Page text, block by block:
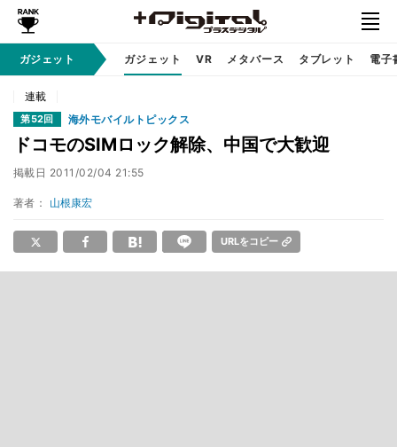
ガジェット ガジェット VR メタバース タブレット 電子
連載
第52回 海外モバイルトピックス
ドコモのSIMロック解除、中国で大歓迎
掲載日 2011/02/04 21:55
著者： 山根康宏
URLをコピー